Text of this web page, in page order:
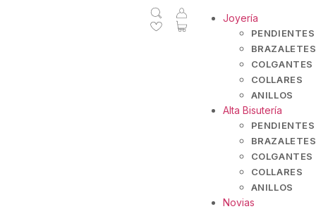
Joyería
PENDIENTES
COLGANTES
COLLARES
ANILLOS
Alta Bisutería
PENDIENTES
COLGANTES
COLLARES
ANILLOS
Novias